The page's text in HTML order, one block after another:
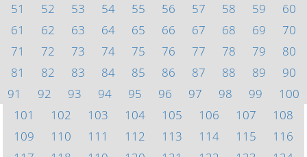
51
52 53 54 55 56 57 58 59
60
61
62 63 64 65 66 67 68 69
70
71
72 73 74 75 76 77 78 79
80
81
82 83 84 85 86 87 88 89
90
91
92 93 94 95 96 97 98 99
100
101
102 103 104 105 106 107
108
109
110 111 112 113 114 115
116